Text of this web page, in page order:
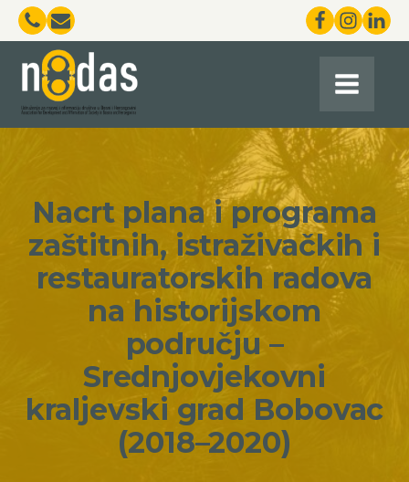
Nacrt plana i programa
zaštitnih, istraživačkih i
restauratorskih radova
na historijskom
području –
Srednjovjekovni
kraljevski grad Bobovac
(2018–2020)